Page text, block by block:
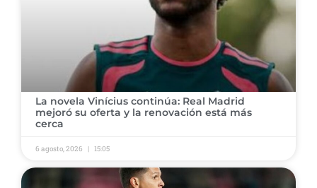
​La novela Vinícius continúa: Real Madrid
mejoró su oferta y la renovación está más
cerca
6 agosto, 2026 15:05